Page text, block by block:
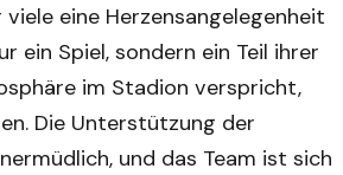
eine Herzensangelegenheit
ein Spiel, sondern ein Teil ihrer
im Stadion verspricht,
Die Unterstützung der
und das Team ist sich